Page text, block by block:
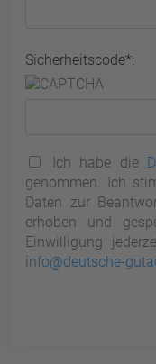
Sicherheitscode*:
Ich habe die
genommen. Ich
Daten zur
erhoben und
Einwilligung
info@deutsche-